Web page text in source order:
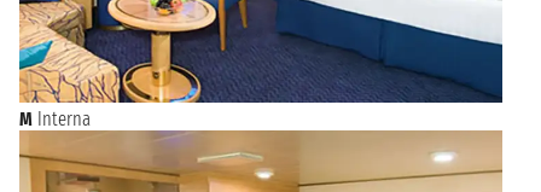
M Interna